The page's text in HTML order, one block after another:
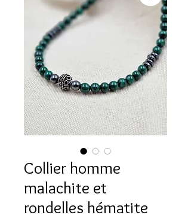
Collier homme
malachite et
rondelles hématite